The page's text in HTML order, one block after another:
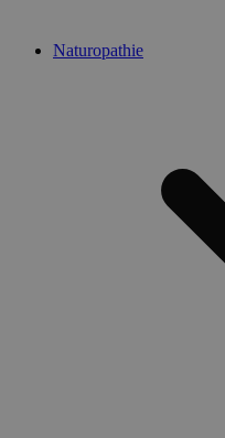
Naturopathie